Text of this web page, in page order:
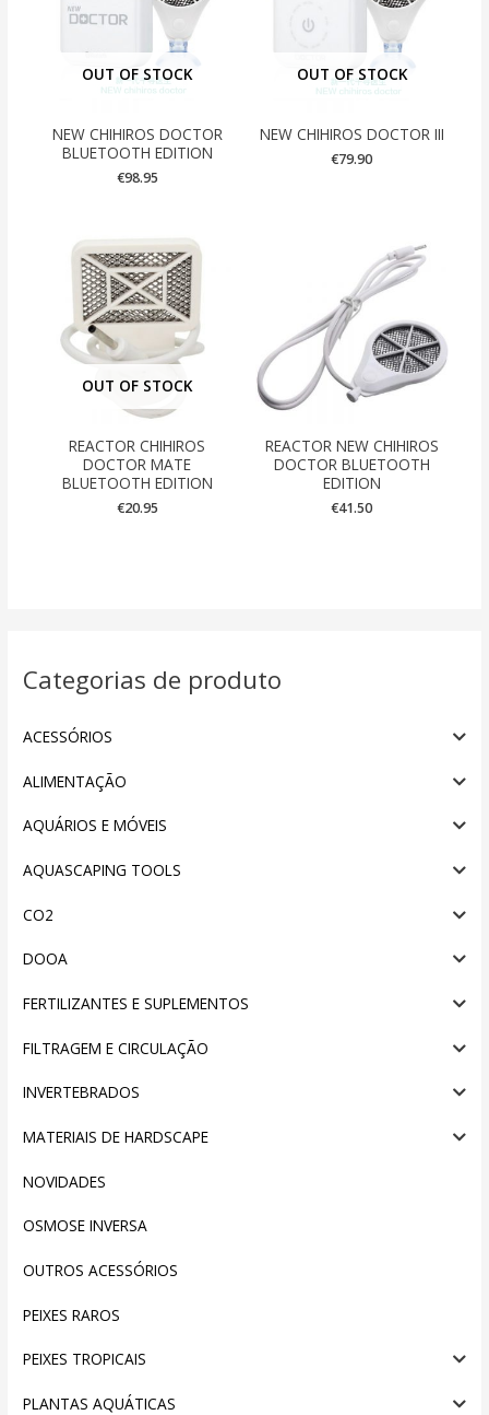
Categorias de produto
ACESSÓRIOS
ALIMENTAÇÃO
AQUÁRIOS E MÓVEIS
AQUASCAPING TOOLS
CO2
DOOA
FERTILIZANTES E SUPLEMENTOS
FILTRAGEM E CIRCULAÇÃO
INVERTEBRADOS
MATERIAIS DE HARDSCAPE
NOVIDADES
OSMOSE INVERSA
OUTROS ACESSÓRIOS
PEIXES RAROS
PEIXES TROPICAIS
PLANTAS AQUÁTICAS
OUT OF STOCK
NEW CHIHIROS DOCTOR
BLUETOOTH EDITION
€98.95
OUT OF STOCK
NEW CHIHIROS DOCTOR III
€79.90
OUT OF STOCK
REACTOR CHIHIROS
DOCTOR MATE
BLUETOOTH EDITION
€20.95
REACTOR NEW CHIHIROS
DOCTOR BLUETOOTH
EDITION
€41.50